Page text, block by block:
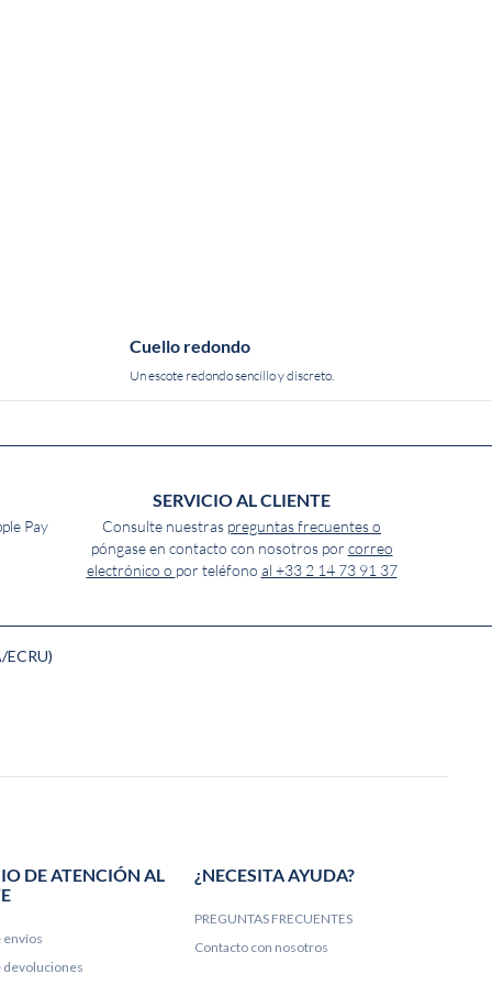
Cuello redondo
Un escote redondo sencillo y discreto.
Pay
SERVICIO AL CLIENTE
Consulte nuestras preguntas frecuentes o
póngase en contacto con nosotros por correo
electrónico o por teléfono al +33 2 14 73 91 37
DE ATENCIÓN AL
envíos
devoluciones
¿NECESITA AYUDA?
PREGUNTAS FRECUENTES
Contacto con nosotros